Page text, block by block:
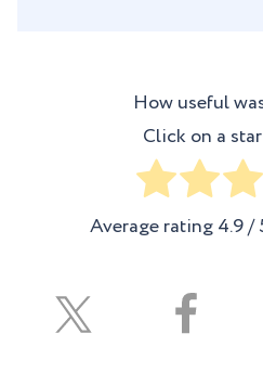
How useful
Click on a
Average rating4.9/